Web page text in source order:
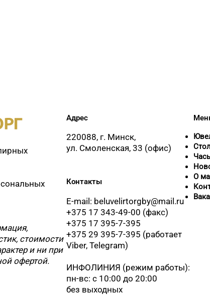
стоимости
и ни при
офертой.
Адрес
220088, г. Минск,
ул. Смоленская, 33 (офис)
Контакты
E-mail: beluvelirtorgby@mail.ru
+375 17 343-49-00 (факс)
+375 17 395-7-395
+375 29 395-7-395 (работает
Viber, Telegram)
ИНФОЛИНИЯ (режим работы):
пн-вс: с 10:00 до 20:00
без выходных
О